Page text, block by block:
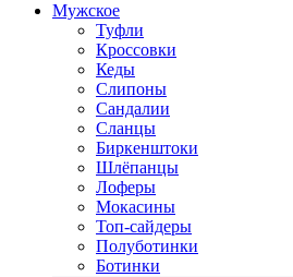
Мужское
Туфли
Кроссовки
Кеды
Слипоны
Сандалии
Сланцы
Биркенштоки
Шлёпанцы
Лоферы
Мокасины
Топ-сайдеры
Полуботинки
Ботинки